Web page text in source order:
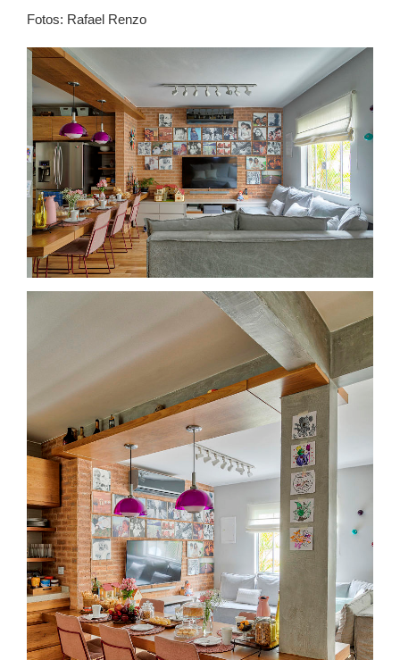
Fotos: Rafael Renzo